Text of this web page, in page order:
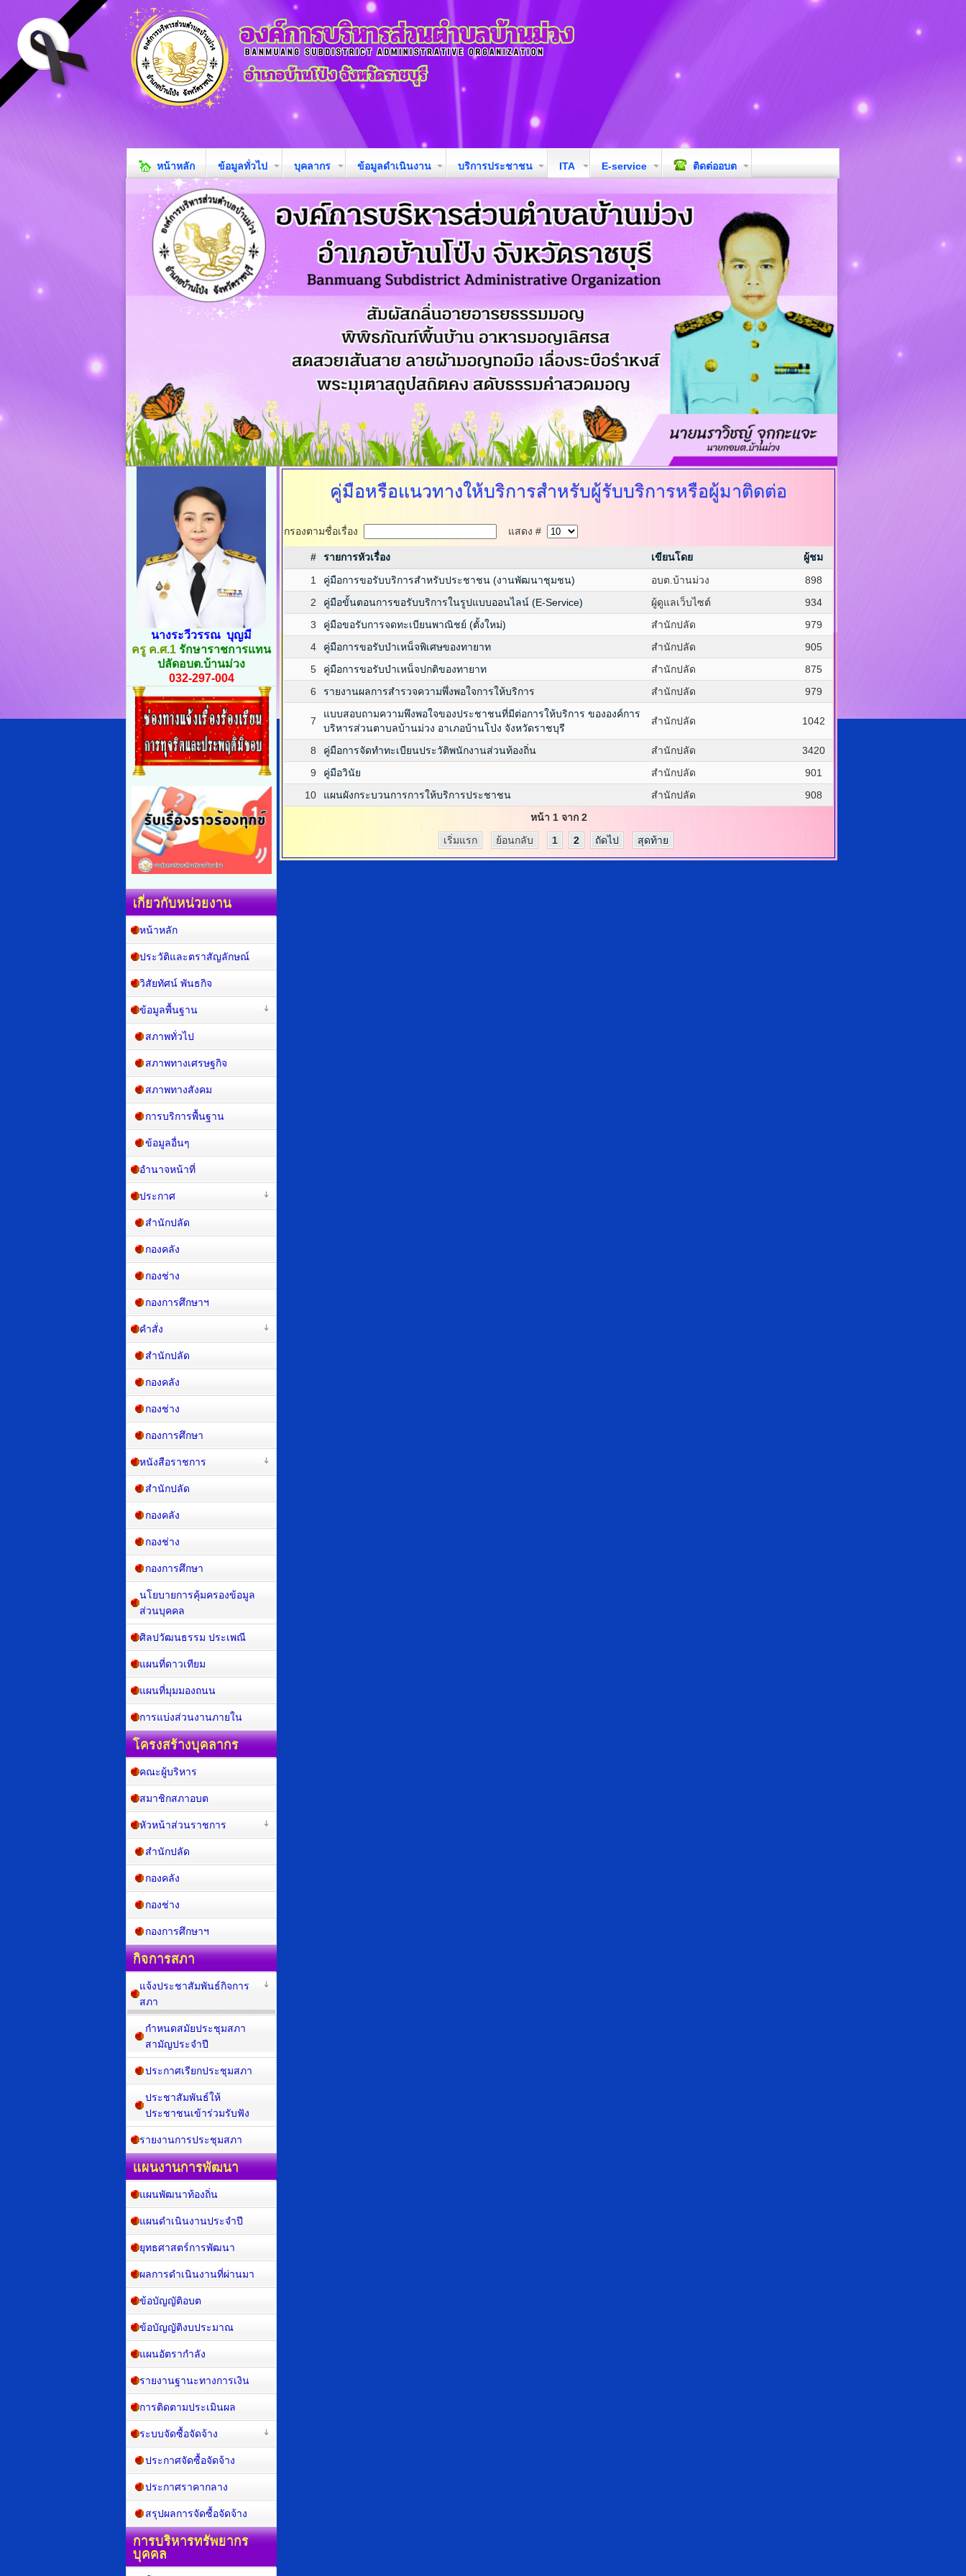
หน้าหลัก ข้อมูลทั่วไป บุคลากร ข้อมูลดำเนินงาน บริการประชาชน ITA E-service ติดต่ออบต
คู่มือหรือแนวทางให้บริการสำหรับผู้รับบริการหรือผู้มาติดต่อ
กรองตามชื่อเรื่อง แสดง #
# รายการหัวเรื่อง เขียนโดย
ผู้ชม
1
คู่มือการขอรับบริการสำหรับประชาชน (งานพัฒนาชุมชน) อบต.บ้านม่วง
898
2
คู่มือขั้นตอนการขอรับบริการในรูปแบบออนไลน์ (E-Service) ผู้ดูแลเว็บไซต์
934
3
คู่มือขอรับการจดทะเบียนพาณิชย์ (ตั้งใหม่) สำนักปลัด
979
4
คู่มือการขอรับบำเหน็จพิเศษของทายาท สำนักปลัด
905
5
คู่มือการขอรับบำเหน็จปกติของทายาท สำนักปลัด
875
6
รายงานผลการสำรวจความพึ่งพอใจการให้บริการ สำนักปลัด 979
7
แบบสอบถามความพึงพอใจของประชาชนที่มีต่อการให้บริการ ขององค์การ
บริหารส่วนตาบลบ้านม่วง อาเภอบ้านโป่ง จังหวัดราชบุรี
สำนักปลัด 1042
8 คู่มือการจัดทำทะเบียนประวัติพนักงานส่วนท้องถิ่น สำนักปลัด
3420
9
คู่มือวินัย สำนักปลัด
901
10
แผนผังกระบวนการการให้บริการประชาชน สำนักปลัด
908
หน้า 1 จาก 2
เริ่มแรก
ย้อนกลับ 1 2 ถัดไป สุดท้าย
นางระวีวรรณ บุญมี
ครู ค.ศ.1 รักษาราชการแทน
ปลัดอบต.บ้านม่วง
032-297-004
เกี่ยวกับหน่วยงาน
หน้าหลัก
ประวัติและตราสัญลักษณ์
วิสัยทัศน์ พันธกิจ
ข้อมูลพื้นฐาน
สภาพทั่วไป
สภาพทางเศรษฐกิจ
สภาพทางสังคม
การบริการพื้นฐาน
ข้อมูลอื่นๆ
อำนาจหน้าที่
ประกาศ
สำนักปลัด
กองคลัง
กองช่าง
กองการศึกษาฯ
คำสั่ง
สำนักปลัด
กองคลัง
กองช่าง
กองการศึกษา
หนังสือราชการ
สำนักปลัด
กองคลัง
กองช่าง
กองการศึกษา
นโยบายการคุ้มครองข้อมูล
ส่วนบุคคล
ศิลปวัฒนธรรม ประเพณี
แผนที่ดาวเทียม
แผนที่มุมมองถนน
การแบ่งส่วนงานภายใน
โครงสร้างบุคลากร
คณะผู้บริหาร
สมาชิกสภาอบต
หัวหน้าส่วนราชการ
สำนักปลัด
กองคลัง
กองช่าง
กองการศึกษาฯ
กิจการสภา
แจ้งประชาสัมพันธ์กิจการ
สภา
กำหนดสมัยประชุมสภา
สามัญประจำปี
ประกาศเรียกประชุมสภา
ประชาสัมพันธ์ให้
ประชาชนเข้าร่วมรับฟัง
รายงานการประชุมสภา
แผนงานการพัฒนา
แผนพัฒนาท้องถิ่น
แผนดำเนินงานประจำปี
ยุทธศาสตร์การพัฒนา
ผลการดำเนินงานที่ผ่านมา
ข้อบัญญัติอบต
ข้อบัญญัติงบประมาณ
แผนอัตรากำลัง
รายงานฐานะทางการเงิน
การติดตามประเมินผล
ระบบจัดซื้อจัดจ้าง
ประกาศจัดซื้อจัดจ้าง
ประกาศราคากลาง
สรุปผลการจัดซื้อจัดจ้าง
การบริหารทรัพยากร
บุคคล